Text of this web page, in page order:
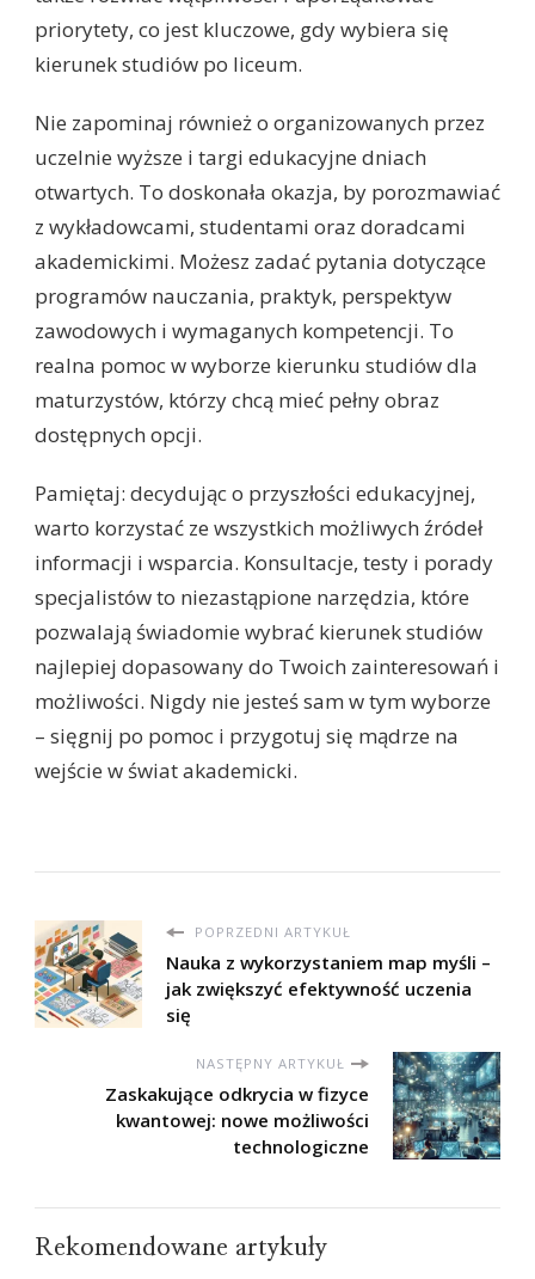
priorytety, co jest kluczowe, gdy wybiera się
kierunek studiów po liceum.
Nie zapominaj również o organizowanych przez
uczelnie wyższe i targi edukacyjne dniach
otwartych. To doskonała okazja, by porozmawiać
z wykładowcami, studentami oraz doradcami
akademickimi. Możesz zadać pytania dotyczące
programów nauczania, praktyk, perspektyw
zawodowych i wymaganych kompetencji. To
realna pomoc w wyborze kierunku studiów dla
maturzystów, którzy chcą mieć pełny obraz
dostępnych opcji.
Pamiętaj: decydując o przyszłości edukacyjnej,
warto korzystać ze wszystkich możliwych źródeł
informacji i wsparcia. Konsultacje, testy i porady
specjalistów to niezastąpione narzędzia, które
pozwalają świadomie wybrać kierunek studiów
najlepiej dopasowany do Twoich zainteresowań i
możliwości. Nigdy nie jesteś sam w tym wyborze
– sięgnij po pomoc i przygotuj się mądrze na
wejście w świat akademicki.
POPRZEDNI ARTYKUŁ
Nauka z wykorzystaniem map myśli –
jak zwiększyć efektywność uczenia
się
NASTĘPNY ARTYKUŁ
Zaskakujące odkrycia w fizyce
kwantowej: nowe możliwości
technologiczne
Rekomendowane artykuły